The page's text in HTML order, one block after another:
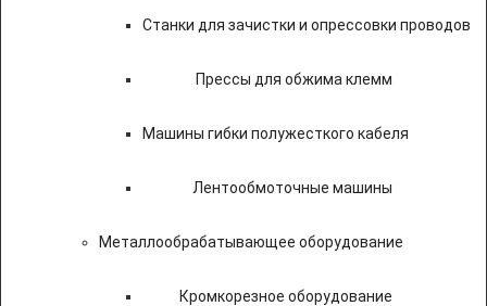
Станки для зачистки и опрессовки проводов
Прессы для обжима клемм
Машины гибки полужесткого кабеля
Лентообмоточные машины
Металлообрабатывающее оборудование
Кромкорезное оборудование